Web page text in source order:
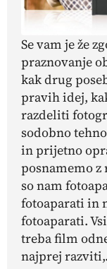
Se vam je že
praznovanje
kak drug
pravih idej,
razdeliti
sodobno
in prijetno
posnamemo
so nam
fotoaparati in
fotoaparati.
treba film
najprej